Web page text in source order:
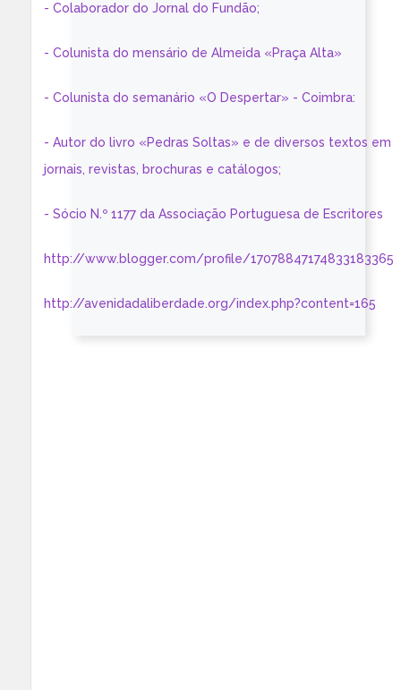
- Colaborador do Jornal do Fundão;
- Colunista do mensário de Almeida «Praça Alta»
- Colunista do semanário «O Despertar» - Coimbra:
- Autor do livro «Pedras Soltas» e de diversos textos em
jornais, revistas, brochuras e catálogos;
- Sócio N.º 1177 da Associação Portuguesa de Escritores
http://www.blogger.com/profile/17078847174833183365
http://avenidadaliberdade.org/index.php?content=165